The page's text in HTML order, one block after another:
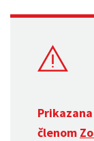
členom